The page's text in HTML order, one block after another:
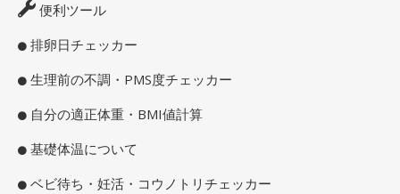
便利ツール
排卵日チェッカー
生理前の不調・PMS度チェッカー
自分の適正体重・BMI値計算
基礎体温について
ベビ待ち・妊活・コウノトリチェッカー